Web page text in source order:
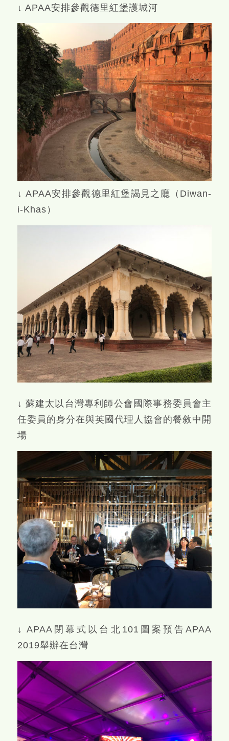
↓ APAA安排參觀德里紅堡護城河
↓ APAA安排參觀德里紅堡謁見之廳（Diwan-
i-Khas）
↓ 蘇建太以台灣專利師公會國際事務委員會主
任委員的身分在與英國代理人協會的餐敘中開
場
↓ APAA閉幕式以台北101圖案預告APAA
2019舉辦在台灣